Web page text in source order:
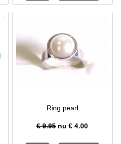
Ring pearl
€ 9.95nu €4.00